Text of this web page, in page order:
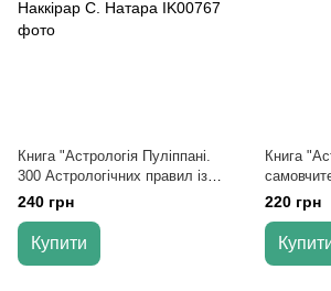
Книга "Астрологія Пуліппані.
300 Астрологічних правил із
давньої Тамільської праці" -
Шрі Наккірар С. Натара
240 грн
Купити
Книга
220 грн